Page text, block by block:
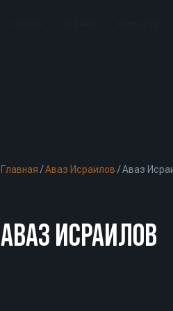
Главная /Аваз Исраилов /Аваз
АВАЗ ИСРАИЛОВ